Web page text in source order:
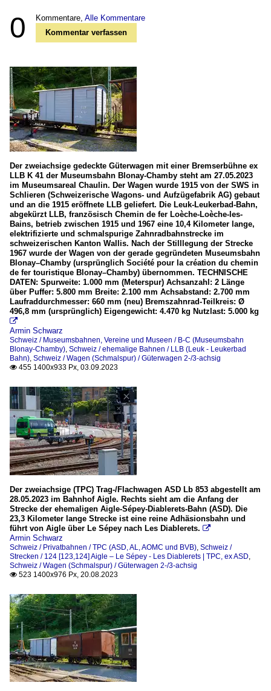
0 Kommentare, Alle Kommentare
Kommentar verfassen
Der zweiachsige gedeckte Güterwagen mit einer Bremserbühne ex
LLB K 41 der Museumsbahn Blonay-Chamby steht am 27.05.2023
im Museumsareal Chaulin. Der Wagen wurde 1915 von der SWS in
Schlieren (Schweizerische Wagons- und Aufzügefabrik AG) gebaut
und an die 1915 eröffnete LLB geliefert. Die Leuk-Leukerbad-Bahn,
abgekürzt LLB, französisch Chemin de fer Loèche-Loèche-les-
Bains, betrieb zwischen 1915 und 1967 eine 10,4 Kilometer lange,
elektrifizierte und schmalspurige Zahnradbahnstrecke im
schweizerischen Kanton Wallis. Nach der Stilllegung der Strecke
1967 wurde der Wagen von der gerade gegründeten Museumsbahn
Blonay–Chamby (ursprünglich Société pour la création du chemin
de fer touristique Blonay–Chamby) übernommen. TECHNISCHE
DATEN: Spurweite: 1.000 mm (Meterspur) Achsanzahl: 2 Länge
über Puffer: 5.800 mm Breite: 2.100 mm Achsabstand: 2.700 mm
Laufraddurchmesser: 660 mm (neu) Bremszahnrad-Teilkreis: Ø
496,8 mm (ursprünglich) Eigengewicht: 4.470 kg Nutzlast: 5.000 kg

Armin Schwarz
Schweiz / Museumsbahnen, Vereine und Museen / B-C (Museumsbahn
Blonay-Chamby), Schweiz / ehemalige Bahnen / LLB (Leuk - Leukerbad
Bahn), Schweiz / Wagen (Schmalspur) / Güterwagen 2-/3-achsig
 455 1400x933 Px, 03.09.2023
Der zweiachsige (TPC) Trag-/Flachwagen ASD Lb 853 abgestellt am
28.05.2023 im Bahnhof Aigle. Rechts sieht am die Anfang der
Strecke der ehemaligen Aigle-Sépey-Diablerets-Bahn (ASD). Die
23,3 Kilometer lange Strecke ist eine reine Adhäsionsbahn und
führt von Aigle über Le Sépey nach Les Diablerets. 
Armin Schwarz
Schweiz / Privatbahnen / TPC (ASD, AL, AOMC und BVB), Schweiz /
Strecken / 124 [123,124] Aigle – Le Sépey - Les Diablerets | TPC, ex ASD,
Schweiz / Wagen (Schmalspur) / Güterwagen 2-/3-achsig
 523 1400x976 Px, 20.08.2023